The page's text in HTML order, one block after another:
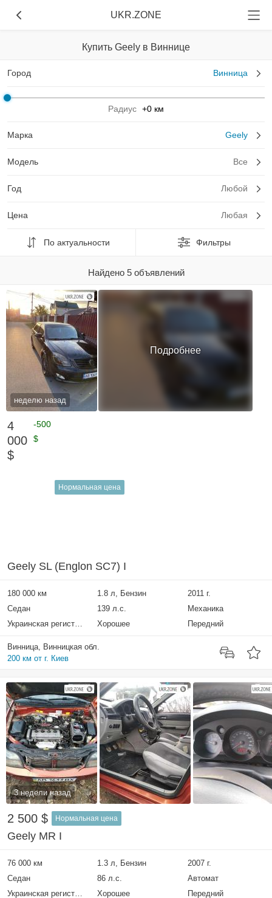
UKR.ZONE
Купить Geely в Виннице
Город Винница
Радиус +0 км
Марка Geely
Модель Все
Год Любой
Цена Любая
По актуальности Фильтры
Найдено 5 объявлений
неделю назад
Подробнее
4
000
$
-500
$
Нормальная цена
Geely SL (Englon SC7) I
180 000 км 1.8 л, Бензин
2011 г.
Седан
139 л.с.
Механика
Украинская регистрация
Хорошее Передний
Винница, Винницкая обл.
200 км от г. Киев
3 недели назад
2 500 $ Нормальная цена
Geely MR I
76 000 км 1.3 л, Бензин
2007 г.
Седан
86 л.с.
Автомат
Украинская регистрация
Хорошее Передний